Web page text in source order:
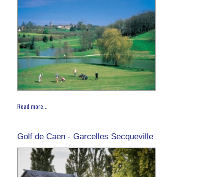
Read more...
Golf de Caen - Garcelles Secqueville